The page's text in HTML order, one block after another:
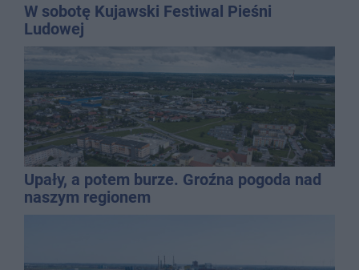
W sobotę Kujawski Festiwal Pieśni
Ludowej
Upały, a potem burze. Groźna pogoda nad
naszym regionem